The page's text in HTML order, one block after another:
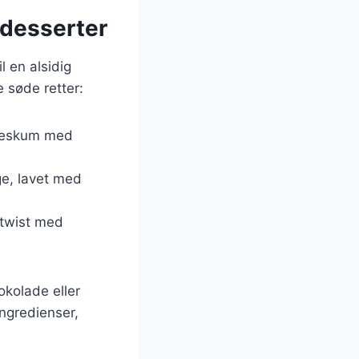
en alsidig
søde retter:
med
lavet med
med
eller